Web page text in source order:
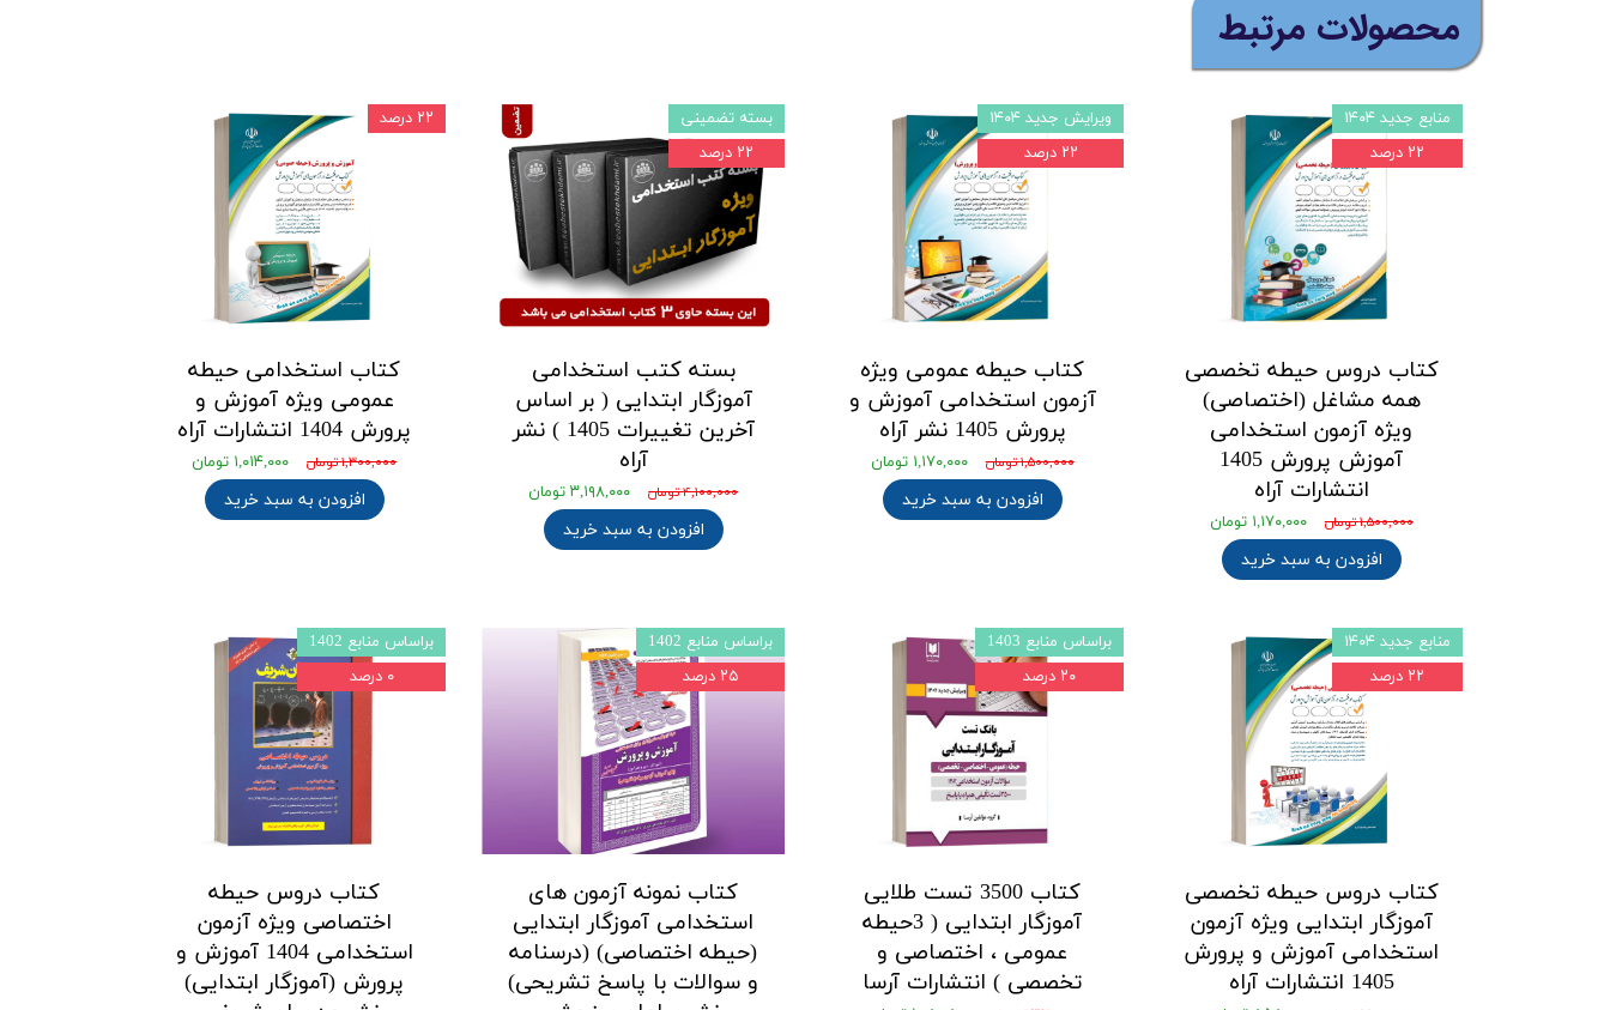
​محصولات مرتبط
کتاب دروس حیطه تخصصی
همه مشاغل (اختصاصی)
ویژه آزمون استخدامی
آموزش پرورش 1405
انتشارات آراه
۱,۵۰۰,۰۰۰ تومان ۱,۱۷۰,۰۰۰ تومان
افزودن به سبد خرید
منابع جدید ۱۴۰۴
۲۲ درصد
کتاب حیطه عمومی ویژه
آزمون استخدامی آموزش و
پرورش 1405 نشر آراه
۱,۵۰۰,۰۰۰ تومان ۱,۱۷۰,۰۰۰ تومان
افزودن به سبد خرید
ویرایش جدید ۱۴۰۴
۲۲ درصد
بسته کتب استخدامی
آموزگار ابتدایی ( بر اساس
آخرین تغییرات 1405 ) نشر
آراه
۴,۱۰۰,۰۰۰ تومان ۳,۱۹۸,۰۰۰ تومان
افزودن به سبد خرید
بسته تضمینی
۲۲ درصد
کتاب استخدامی حیطه
عمومی ویژه آموزش و
پرورش 1404 انتشارات آراه
۱,۳۰۰,۰۰۰ تومان ۱,۰۱۴,۰۰۰ تومان
افزودن به سبد خرید
۲۲ درصد
کتاب دروس حیطه تخصصی
آموزگار ابتدایی ویژه آزمون
استخدامی آموزش و پرورش
1405 انتشارات آراه
منابع جدید ۱۴۰۴
۲۲ درصد
کتاب 3500 تست طلایی
آموزگار ابتدایی ( 3حیطه
عمومی ، اختصاصی و
تخصصی ) انتشارات آرسا
براساس منابع 1403
۲۰ درصد
کتاب نمونه آزمون های
استخدامی آموزگار ابتدایی
(حیطه اختصاصی) (درسنامه
و سوالات با پاسخ تشریحی)
براساس منابع 1402
۲۵ درصد
کتاب دروس حیطه
اختصاصی ویژه آزمون
استخدامی 1404 آموزش و
پرورش (آموزگار ابتدایی)
براساس منابع 1402
۰ درصد